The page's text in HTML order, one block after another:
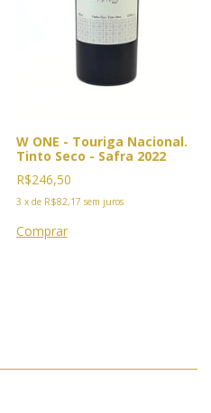
W ONE - Touriga Nacional.
Tinto Seco - Safra 2022
R$246,50
3 x de R$82,17 sem juros